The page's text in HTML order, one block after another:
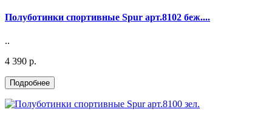
Полуботинки спортивные Spur арт.8102 беж....
..
4 390 р.